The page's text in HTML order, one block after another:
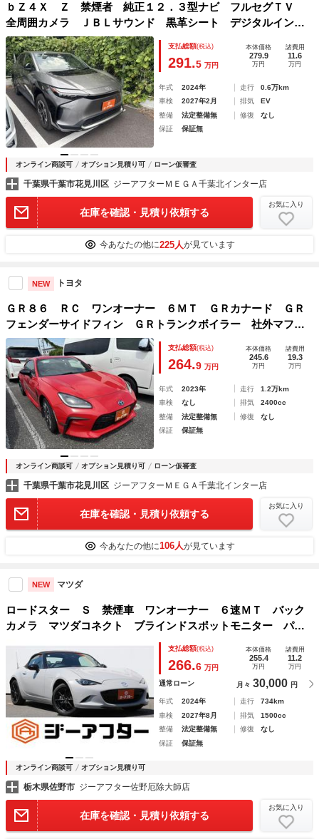
ｂＺ４Ｘ Ｚ 禁煙者 純正１２．３型ナビ フルセグＴＶ
全周囲カメラ ＪＢＬサウンド 黒革シート デジタルインナ
ーミラー シートエアコン ステアリングヒーター トヨタセ
ーフティセンス レーダークルーズコントロール
支払総額(税込)
291.5 万円
本体価格
279.9
万円
諸費用
11.6
万円
年式 2024年 走行
0.6万km
車検
2027年2月 排気
EV
整備
法定整備無 修復
なし
保証
保証無
オンライン商談可 オプション見積り可 ローン仮審査
千葉県千葉市花見川区 ジーアフターＭＥＧＡ千葉北インター店
在庫を確認・見積り依頼する
お気に入り
今あなたの他に225人が見ています
NEW トヨタ
ＧＲ８６ ＲＣ ワンオーナー ６ＭＴ ＧＲカナード ＧＲ
フェンダーサイドフィン ＧＲトランクボイラー 社外マフラ
ー ハーフレザーシート スバル純正１７インチアルミホイー
ル ＬＥＤヘッドライト オートライト
支払総額(税込)
264.9 万円
本体価格
245.6
万円
諸費用
19.3
万円
年式 2023年 走行
1.2万km
車検
なし 排気
2400cc
整備
法定整備無 修復
なし
保証
保証無
オンライン商談可 オプション見積り可 ローン仮審査
千葉県千葉市花見川区 ジーアフターＭＥＧＡ千葉北インター店
在庫を確認・見積り依頼する
お気に入り
今あなたの他に106人が見ています
NEW マツダ
ロードスター Ｓ 禁煙車 ワンオーナー ６速ＭＴ バック
カメラ マツダコネクト ブラインドスポットモニター パー
クアシスト スマートキー ＥＴＣ ＬＥＤヘッドライト オ
ートマチックハイビーム Ｂｌｕｅｔｏｏｔｈ接続
支払総額(税込)
266.6 万円
本体価格
255.4
万円
諸費用
11.2
万円
通常ローン 月々 30,000 円
年式 2024年 走行
734km
車検
2027年8月 排気
1500cc
整備
法定整備無 修復
なし
保証
保証無
オンライン商談可 オプション見積り可
栃木県佐野市 ジーアフター佐野厄除大師店
在庫を確認・見積り依頼する
お気に入り